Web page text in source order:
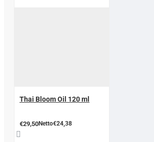
Thai Bloom Oil 120 ml
€29,50Netto€24,38